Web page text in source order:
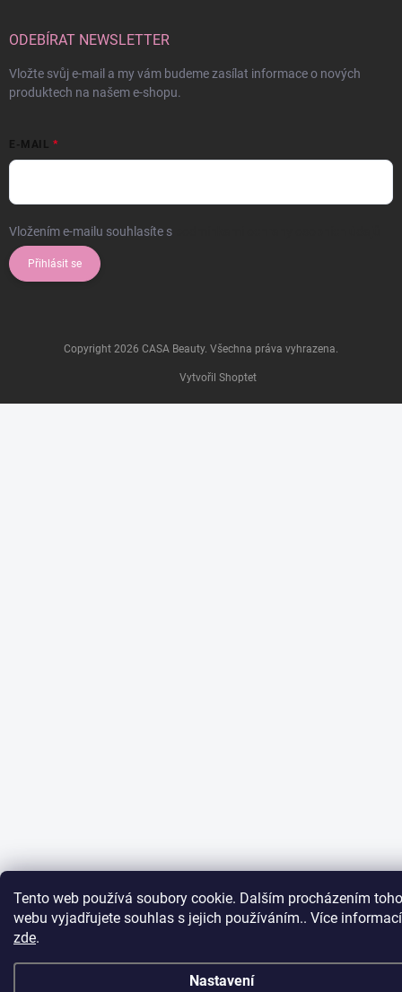
Tento web používá soubory cookie. Dalším procházením
webu vyjadřujete souhlas s jejich používáním.. Více informací
zde.
Nastavení
ODEBÍRAT NEWSLETTER
Vložte svůj e-mail a my vám budeme zasílat informace o nových
produktech na našem e-shopu.
E-MAIL
Vložením e-mailu souhlasíte s
Přihlásit se
Vytvořil Shoptet
Copyright 2026 CASA Beauty. Všechna práva vyhrazena.